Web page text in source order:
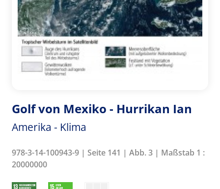
Golf von Mexiko - Hurrikan Ian
Amerika - Klima
978-3-14-100943-9 | Seite 141 | Abb. 3 | Maßstab 1 :
20000000